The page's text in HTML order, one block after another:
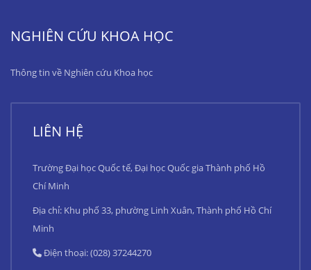
NGHIÊN CỨU KHOA HỌC
Thông tin về Nghiên cứu Khoa học
LIÊN HỆ
Trường Đại học Quốc tế, Đại học Quốc gia Thành phố Hồ
Chí Minh
Địa chỉ: Khu phố 33, phường Linh Xuân, Thành phố Hồ Chí
Minh
Điện thoại: (028) 37244270